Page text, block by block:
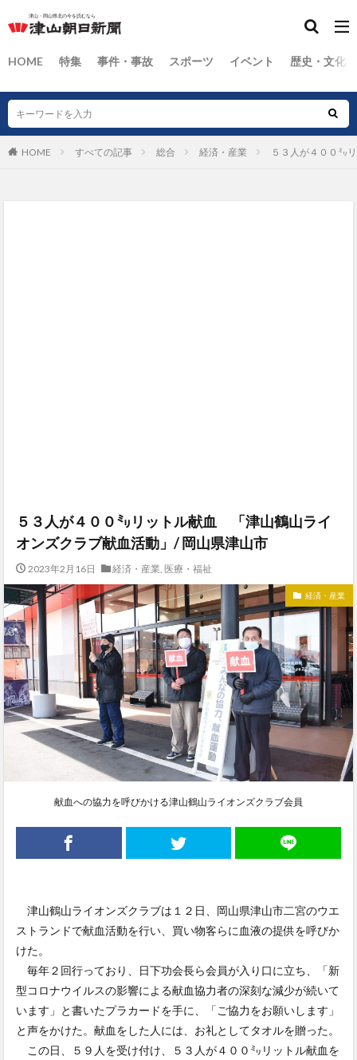
HOME 特集 事件・事故 スポーツ イベント 歴史・文化
HOME すべての記事 総合 経済・産業 ５３人が４００㍉
５３人が４００㍉リットル献血 「津山鶴山ライ
オンズクラブ献血活動」/ 岡山県津山市
2023年2月16日 経済・産業, 医療・福祉
経済・産業
献血への協力を呼びかける津山鶴山ライオンズクラブ会員
津山鶴山ライオンズクラブは１２日、岡山県津山市二宮のウエ
ストランドで献血活動を行い、買い物客らに血液の提供を呼びか
けた。
毎年２回行っており、日下功会長ら会員が入り口に立ち、「新
型コロナウイルスの影響による献血協力者の深刻な減少が続いて
います」と書いたプラカードを手に、「ご協力をお願いします」
と声をかけた。献血をした人には、お礼としてタオルを贈った。
この日、５９人を受け付け、５３人が４００㍉リットル献血を